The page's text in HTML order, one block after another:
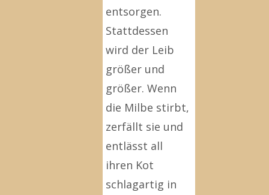
entsorgen.
Stattdessen
wird der Leib
größer und
größer. Wenn
die Milbe stirbt,
zerfällt sie und
entlässt all
ihren Kot
schlagartig in